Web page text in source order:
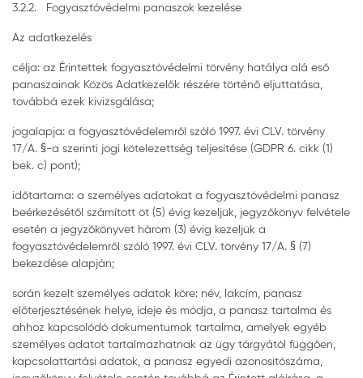
3.2.2. Fogyasztóvédelmi panaszok kezelése
Az adatkezelés
célja: az Érintettek fogyasztóvédelmi törvény hatálya alá eső
panaszainak Közös Adatkezelők részére történő eljuttatása,
továbbá ezek kivizsgálása;
jogalapja: a fogyasztóvédelemről szóló 1997. évi CLV. törvény
17/A. §-a szerinti jogi kötelezettség teljesítése (GDPR 6. cikk (1)
bek. c) pont);
időtartama: a személyes adatokat a fogyasztóvédelmi panasz
beérkezésétől számított öt (5) évig kezeljük, jegyzőkönyv felvétele
esetén a jegyzőkönyvet három (3) évig kezeljük a
fogyasztóvédelemről szóló 1997. évi CLV. törvény 17/A. § (7)
bekezdése alapján;
során kezelt személyes adatok köre: név, lakcím, panasz
előterjesztésének helye, ideje és módja, a panasz tartalma és
ahhoz kapcsolódó dokumentumok tartalma, amelyek egyéb
személyes adatot tartalmazhatnak az ügy tárgyától függően,
kapcsolattartási adatok, a panasz egyedi azonosítószáma,